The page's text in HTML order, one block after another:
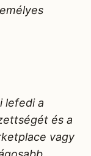
lefedi a
és a
vagy